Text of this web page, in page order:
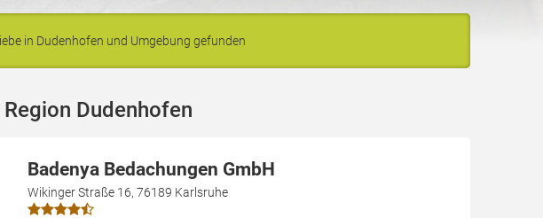
in Dudenhofen und Umgebung gefunden
Dudenhofen
Badenya Bedachungen GmbH
Wikinger Straße 16, 76189 Karlsruhe